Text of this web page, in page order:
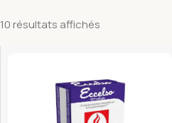
10 résultats affichés